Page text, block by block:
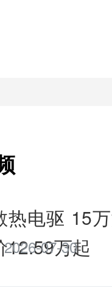
热电驱 15
12.59万起
2026-07-30